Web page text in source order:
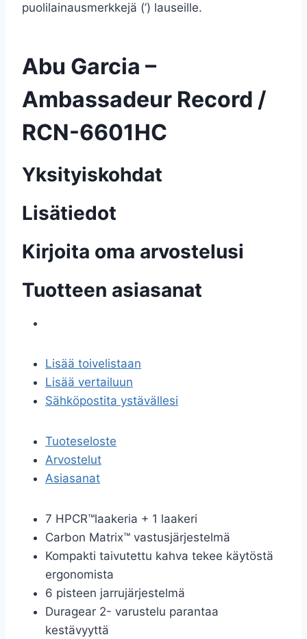
puolilainausmerkkejä (’) lauseille.
Abu Garcia –
Ambassadeur Record /
RCN-6601HC
Yksityiskohdat
Lisätiedot
Kirjoita oma arvostelusi
Tuotteen asiasanat
Lisää toivelistaan
Lisää vertailuun
Sähköpostita ystävällesi
Tuoteseloste
Arvostelut
Asiasanat
7 HPCR™laakeria + 1 laakeri
Carbon Matrix™ vastusjärjestelmä
Kompakti taivutettu kahva tekee käytöstä
ergonomista
6 pisteen jarrujärjestelmä
Duragear 2- varustelu parantaa
kestävyyttä